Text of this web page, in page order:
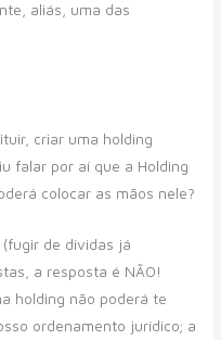
aliás, uma das
criar uma holding
falar por aí que a Holding
colocar as mãos nele?
de dívidas já
a resposta é NÃO!
holding não poderá te
ordenamento jurídico; a